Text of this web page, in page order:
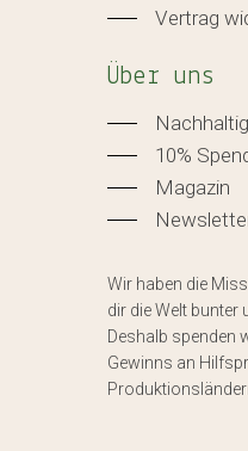
Vertrag
Über uns
10%
Magazin
Wir haben die
dir die Welt bunter
Deshalb spenden
Gewinns an